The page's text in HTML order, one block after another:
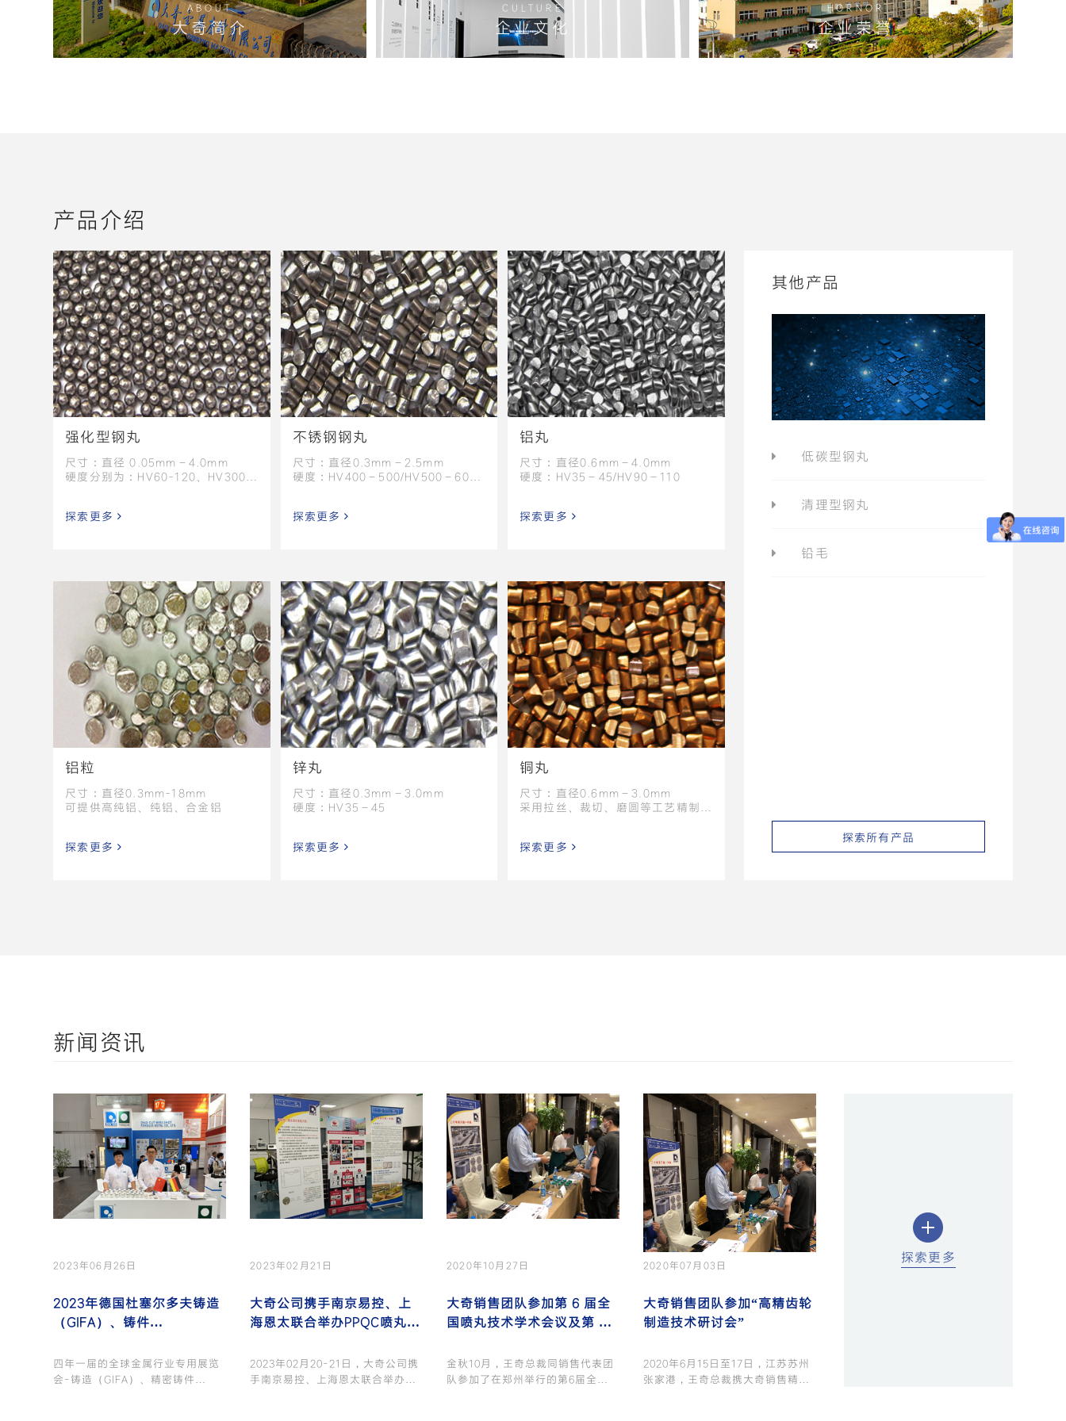
ABOUT
大奇简介
CULTURE
企业文化
HORNOR
企业荣誉
产品介绍
强化型钢丸
尺寸：直径 0.05mm－4.0mm
硬度分别为：HV60-120、HV300-
HV800
探索更多
不锈钢钢丸
尺寸：直径0.3mm－2.5mm
硬度：HV400－500/HV500－600
探索更多
铝丸
尺寸：直径0.6mm－4.0mm
硬度：HV35－45/HV90－110
探索更多
铝粒
尺寸：直径0.3mm-18mm
可提供高纯铝、纯铝、合金铝
探索更多
锌丸
尺寸：直径0.3mm－3.0mm
硬度：HV35－45
探索更多
铜丸
尺寸：直径0.6mm－3.0mm
采用拉丝、裁切、磨圆等工艺精制而
探索更多
其他产品
低碳型钢丸
清理型钢丸
铅毛
探索所有产品
新闻资讯
2023年06月26日
2023年德国杜塞尔多夫铸造
（GIFA）、铸件
工业炉展览会
四年一届的全球金属行业专用展览
会-铸造（GIFA）、精密铸件
2023年02月21日
大奇公司携手南京易控、上
海恩太联合举办PPQC喷丸质
2023年02月20-21日，大奇公司携
手南京易控、上海恩太联合举办
2020年10月27日
大奇销售团队参加第 6 届全
国喷丸技术学术会议及第 3
议
金秋10月，王奇总裁同销售代表团
队参加了在郑州举行的第6届全国
2020年07月03日
大奇销售团队参加“高精齿轮
制造技术研讨会”
2020年6月15日至17日，江苏苏州
张家港，王奇总裁携大奇销售精英
探索更多